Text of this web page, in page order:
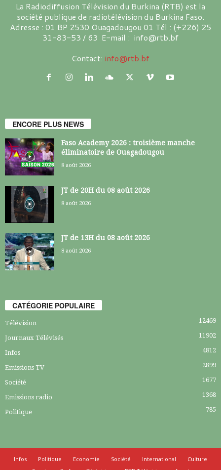
La Radiodiffusion Télévision du Burkina (RTB) est la
société publique de radiotélévision du Burkina Faso.
Adresse : 01 BP 2530 Ouagadougou 01 Tél : (+226) 25
31-83-53 / 63 E-mail : info@rtb.bf
Contact: info@rtb.bf
ENCORE PLUS NEWS
Faso Academy 2026 : troisième manche
éliminatoire de Ouagadougou
8 août 2026
JT de 20H du 08 août 2026
8 août 2026
JT de 13H du 08 août 2026
8 août 2026
CATÉGORIE POPULAIRE
Télévision 12469
Journaux Télévisés 11902
Infos 4812
Emissions TV 2899
Société 1677
Emissions radio 1368
Politique 785
Infos Politique Economie Société International
Culture